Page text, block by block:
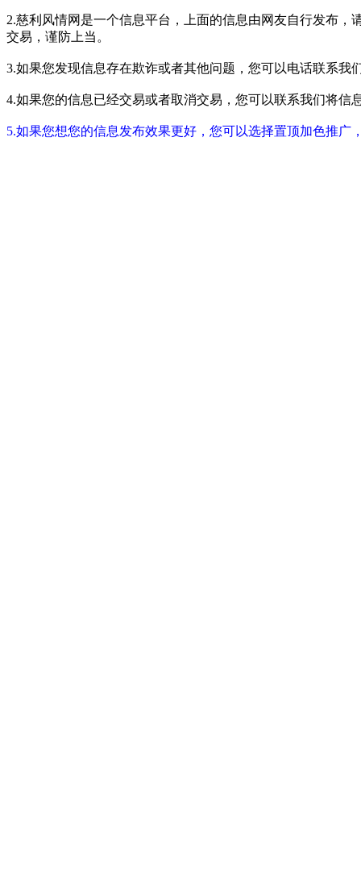
2.慈利风情网是一个信息平台，上面的信息由网友自行发布
交易，谨防上当。
3.如果您发现信息存在欺诈或者其他问题，您可以电话联系我
4.如果您的信息已经交易或者取消交易，您可以联系我们将信
5.如果您想您的信息发布效果更好，您可以选择置顶加色推广